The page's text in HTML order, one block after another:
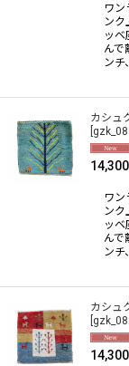
ワ
ン
ッ
んで
ンチ
カシュ
14,300
ワ
ン
ッ
んで
ンチ
カシュ
14,300